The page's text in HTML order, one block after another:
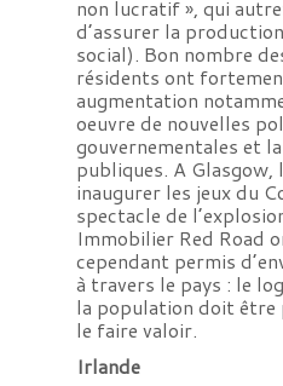
non lucratif », qui
d’assurer la
social). Bon nombre
résidents ont
augmentation
oeuvre de nouvelles
gouvernementales et
publiques. A Glasgow,
inaugurer les jeux du
spectacle de
Immobilier Red Road
cependant permis
à travers le pays : le
la population doit
le faire valoir.
Irlande